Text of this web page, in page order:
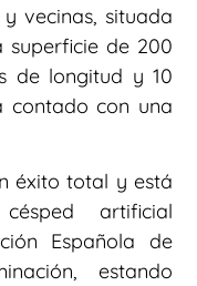
vecinas, situada
de 200
de longitud y 10
contado con una
éxito total y está
artificial
Española de
estando